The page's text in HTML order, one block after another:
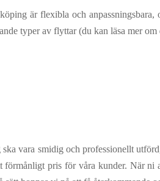
är flexibla och
typer av flyttar (du kan läsa mer om
vara smidig och professionellt
förmånligt pris för våra kunder. När ni